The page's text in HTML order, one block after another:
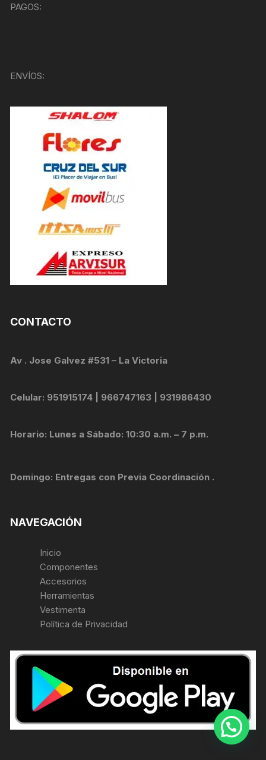
PAGOS:
ENVÍOS:
CONTACTO
Av . Jose Galvez #531 – La Victoria
Celular: 951915174 | 966747163 | 931986430
Horario: Lunes a Sábado: 10:30 a.m. – 7 p.m.
Domingo: Entregas con Previa Coordinación .
NAVEGACIÓN
Inicio
Componentes
Accesorios
Herramientas
Vestimenta
Política de Privacidad